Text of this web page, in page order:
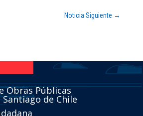
Noticia Siguiente →
Obras Públicas
de Chile